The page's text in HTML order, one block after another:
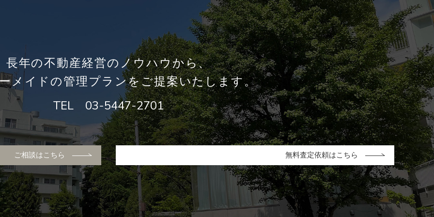
長年の不動産経営のノウハウから、
メイドの管理プランをご提案いたします。
TEL 03-5447-2701
ご相談はこちら 無料査定依頼はこちら